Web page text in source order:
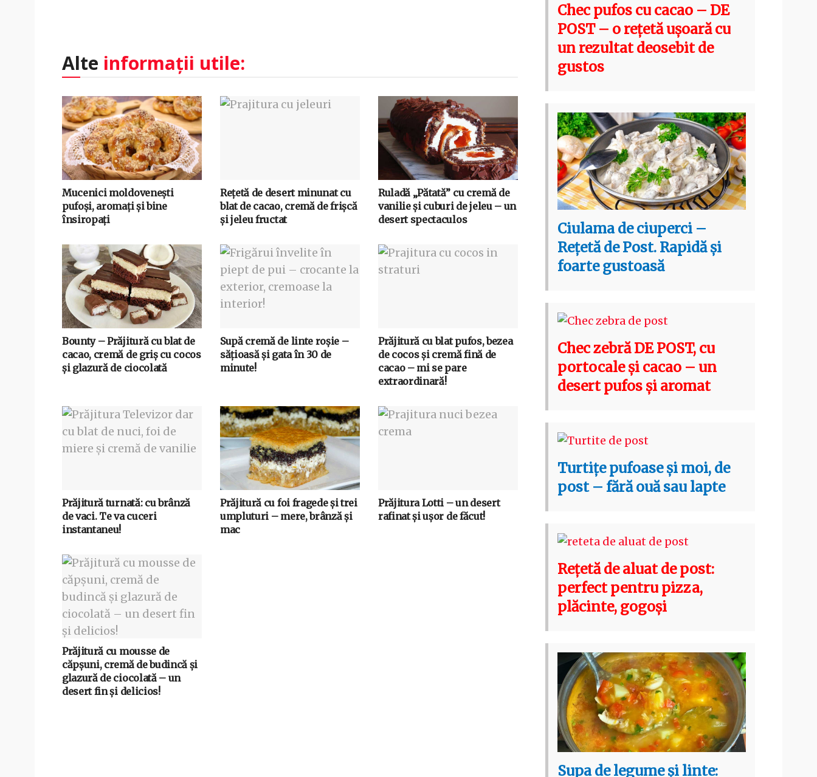
Alte informații utile:
Mucenici moldovenești
pufoși, aromați și bine
însiropați
Rețetă de desert minunat cu
blat de cacao, cremă de frișcă
și jeleu fructat
Ruladă „Pătată” cu cremă de
vanilie și cuburi de jeleu – un
desert spectaculos
Bounty – Prăjitură cu blat de
cacao, cremă de griș cu cocos
și glazură de ciocolată
Supă cremă de linte roșie –
sățioasă și gata în 30 de
minute!
Prăjitură cu blat pufos, bezea
de cocos și cremă fină de
cacao – mi se pare
extraordinară!
Prăjitură turnată: cu brânză
de vaci. Te va cuceri
instantaneu!
Prăjitură cu foi fragede și trei
umpluturi – mere, brânză și
mac
Prăjitura Lotti – un desert
rafinat și ușor de făcut!
Prăjitură cu mousse de
căpșuni, cremă de budincă și
glazură de ciocolată – un
desert fin și delicios!
Chec pufos cu cacao – DE
POST – o rețetă ușoară cu
un rezultat deosebit de
gustos
Ciulama de ciuperci –
Rețetă de Post. Rapidă și
foarte gustoasă
Chec zebră DE POST, cu
portocale și cacao – un
desert pufos și aromat
Turtițe pufoase și moi, de
post – fără ouă sau lapte
Rețetă de aluat de post:
perfect pentru pizza,
plăcinte, gogoși
Supa de legume și linte: